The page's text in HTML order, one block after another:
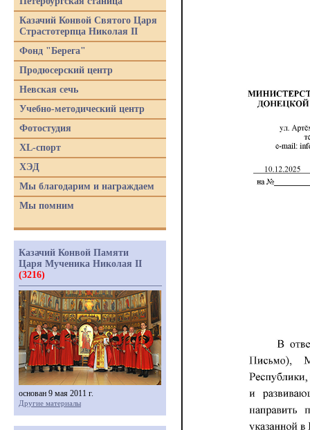
Казачий Конвой Святого Царя
Страстотерпца Николая II
Фонд "Берега"
Продюсерский центр
Невская сечь
Учебно-методический центр
Фотостудия
XL-спорт
ХЭД
Мы благодарим и награждаем
Мы помним
Казачий Конвой Памяти
Царя Мученика Николая II
(3216)
основан 9 мая 2011 г.
Другие материалы